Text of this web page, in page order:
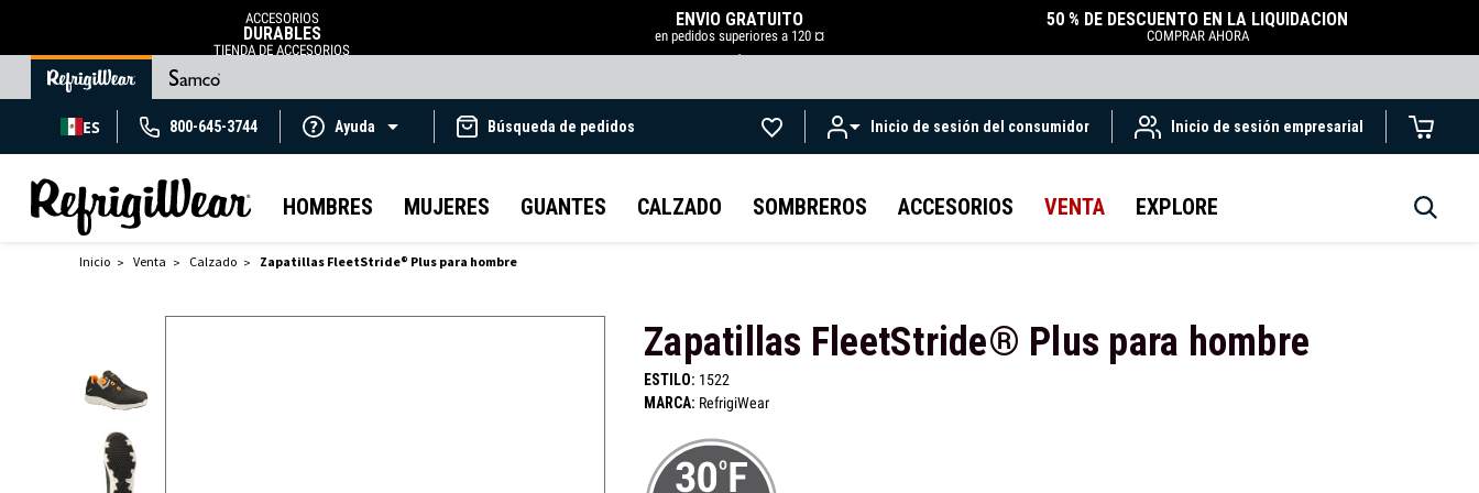
ACCESORIOS
DURABLES
TIENDA DE ACCESORIOS
ENVÍO GRATUITO
en pedidos superiores a 120 ¤
.
50 % DE DESCUENTO EN LA LIQUIDACIÓN
COMPRAR AHORA
ES 800-645-3744 Ayuda Búsqueda de pedidos Inicio de sesión del consumidor Inicio de sesión empresarial
HOMBRES MUJERES GUANTES CALZADO SOMBREROS ACCESORIOS VENTA EXPLORE
Inicio Venta Calzado Zapatillas FleetStride® Plus para hombre
Zapatillas FleetStride® Plus para hombre
ESTILO: 1522
MARCA: RefrigiWear